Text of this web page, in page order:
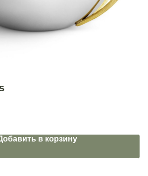
в корзину
Большой Проспект П. С.,
47